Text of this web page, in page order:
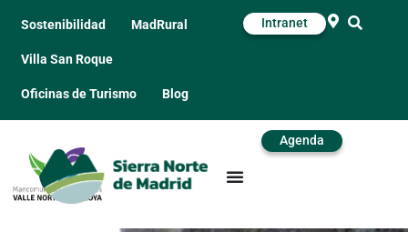
Sostenibilidad MadRural
Villa San Roque
Oficinas de Turismo Blog
Intranet
Agenda